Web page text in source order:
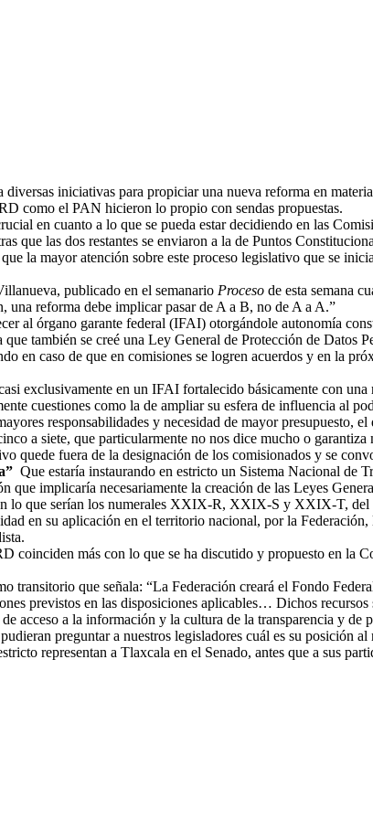
iniciativas para propiciar una nueva reforma en
como el PAN hicieron lo propio con sendas propuestas.
en cuanto a lo que se pueda estar decidiendo en las
que las dos restantes se enviaron a la de Puntos
la mayor atención sobre este proceso legislativo que se
publicado en el semanario Proceso de esta semana
reforma debe implicar pasar de A a B, no de A a A.”
al órgano garante federal (IFAI) otorgándole autonomía
también se creé una Ley General de Protección de Datos
en caso de que en comisiones se logren acuerdos y en la
exclusivamente en un IFAI fortalecido básicamente con
cuestiones como la de ampliar su esfera de influencia al
responsabilidades y necesidad de mayor presupuesto, el
a siete, que particularmente no nos dice mucho o
fuera de la designación de los comisionados y se
Que estaría instaurando en estricto un Sistema Nacional de
implicaría necesariamente la creación de las Leyes
lo que serían los numerales XXIX-R, XXIX-S y XXIX-T,
en su aplicación en el territorio nacional, por la
coinciden más con lo que se ha discutido y propuesto en la
que señala: “La Federación creará el Fondo
previstos en las disposiciones aplicables… Dichos
acceso a la información y la cultura de la transparencia y de
preguntar a nuestros legisladores cuál es su posición
representan a Tlaxcala en el Senado, antes que a sus